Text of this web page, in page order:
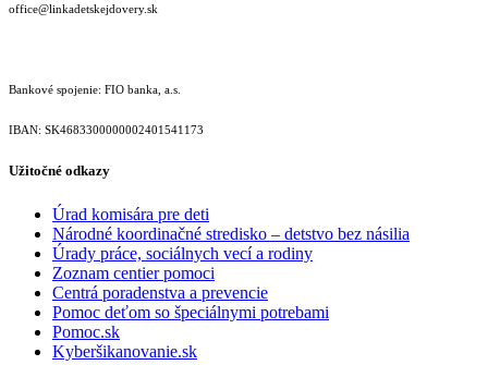
office@linkadetskejdovery.sk
Bankové spojenie: FIO banka, a.s.
IBAN: SK46833000000­02401541173
Užitočné odkazy
Úrad komisára pre deti
Národné koordinačné stredisko – detstvo bez násilia
Úrady práce, sociálnych vecí a rodiny
Zoznam centier pomoci
Centrá poradenstva a prevencie
Pomoc deťom so špeciálnymi potrebami
Pomoc.sk
Kyberšikanovanie.sk